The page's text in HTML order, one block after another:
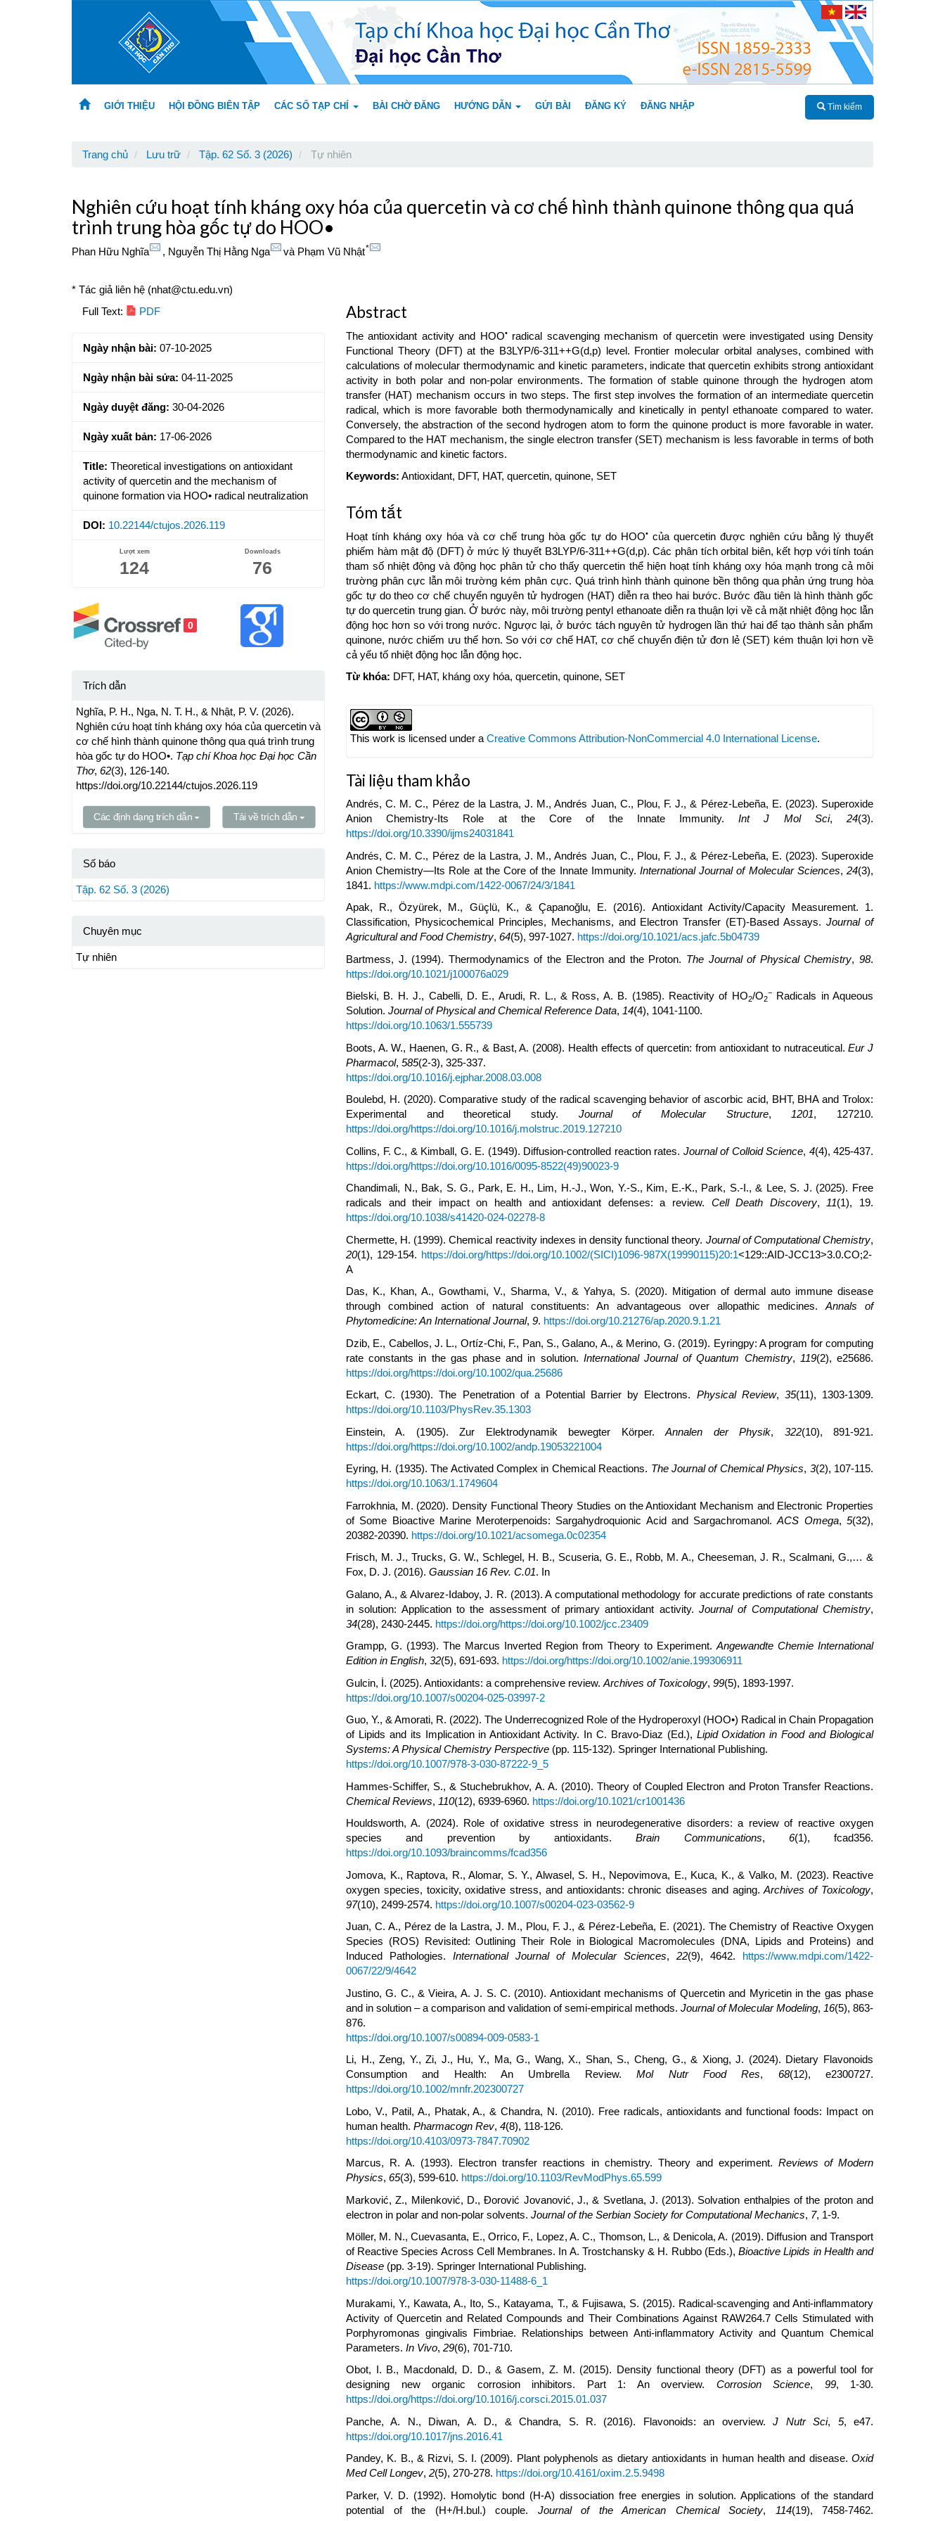
GIỚI THIỆU HỘI ĐỒNG BIÊN TẬP CÁC SỐ TẠP CHÍ BÀI CHỜ ĐĂNG HƯỚNG DẪN GỬI BÀI ĐĂNG KÝ ĐĂNG NHẬP Tìm kiếm
Trang chủ Lưu trữ Tập. 62 Số. 3 (2026) Tự nhiên
Nghiên cứu hoạt tính kháng oxy hóa của quercetin và cơ chế hình thành quinone thông qua quá
trình trung hòa gốc tự do HOO•
Phan Hữu Nghĩa , Nguyễn Thị Hằng Nga và Phạm Vũ Nhật*
* Tác giả liên hệ (nhat@ctu.edu.vn)
Article
Full Text: PDF
Ngày nhận bài: 07-10-2025
Ngày nhận bài sửa: 04-11-2025
Ngày duyệt đăng: 30-04-2026
Ngày xuất bản: 17-06-2026
Title: Theoretical investigations on antioxidant
activity of quercetin and the mechanism of
quinone formation via HOO• radical neutralization
DOI: 10.22144/ctujos.2026.119
Lượt xem
124
Downloads
76
0
Trích dẫn
Nghĩa, P. H., Nga, N. T. H., & Nhật, P. V. (2026).
Nghiên cứu hoạt tính kháng oxy hóa của quercetin và
cơ chế hình thành quinone thông qua quá trình trung
hòa gốc tự do HOO•. Tạp chí Khoa học Đại học Cần
Thơ, 62(3), 126-140.
https://doi.org/10.22144/ctujos.2026.119
Các định dạng trích dẫn Tải về trích dẫn
Số báo
Tập. 62 Số. 3 (2026)
Chuyên mục
Tự nhiên
Abstract
The antioxidant activity and HOO•radical scavenging mechanism of quercetin were investigated using Density
Functional Theory (DFT) at the B3LYP/6-311++G(d,p) level. Frontier molecular orbital analyses, combined with
calculations of molecular thermodynamic and kinetic parameters, indicate that quercetin exhibits strong antioxidant
activity in both polar and non-polar environments. The formation of stable quinone through the hydrogen atom
transfer (HAT) mechanism occurs in two steps. The first step involves the formation of an intermediate quercetin
radical, which is more favorable both thermodynamically and kinetically in pentyl ethanoate compared to water.
Conversely, the abstraction of the second hydrogen atom to form the quinone product is more favorable in water.
Compared to the HAT mechanism, the single electron transfer (SET) mechanism is less favorable in terms of both
thermodynamic and kinetic factors.
Keywords: Antioxidant, DFT, HAT, quercetin, quinone, SET
Tóm tắt
Hoạt tính kháng oxy hóa và cơ chế trung hòa gốc tự do HOO•của quercetin được nghiên cứu bằng lý thuyết
phiếm hàm mật độ (DFT) ở mức lý thuyết B3LYP/6-311++G(d,p). Các phân tích orbital biên, kết hợp với tính toán
tham số nhiệt động và động học phân tử cho thấy quercetin thể hiện hoạt tính kháng oxy hóa mạnh trong cả môi
trường phân cực lẫn môi trường kém phân cực. Quá trình hình thành quinone bền thông qua phản ứng trung hòa
gốc tự do theo cơ chế chuyển nguyên tử hydrogen (HAT) diễn ra theo hai bước. Bước đầu tiên là hình thành gốc
tự do quercetin trung gian. Ở bước này, môi trường pentyl ethanoate diễn ra thuận lợi về cả mặt nhiệt động học lẫn
động học hơn so với trong nước. Ngược lại, ở bước tách nguyên tử hydrogen lần thứ hai để tạo thành sản phẩm
quinone, nước chiếm ưu thế hơn. So với cơ chế HAT, cơ chế chuyển điện tử đơn lẻ (SET) kém thuận lợi hơn về
cả yếu tố nhiệt động học lẫn động học.
Từ khóa: DFT, HAT, kháng oxy hóa, quercetin, quinone, SET
Article
Details
This work is licensed under a Creative Commons Attribution-NonCommercial 4.0 International License.
Tài liệu tham khảo
Andrés, C. M. C., Pérez de la Lastra, J. M., Andrés Juan, C., Plou, F. J., & Pérez-Lebeña, E. (2023). Superoxide
Anion Chemistry-Its Role at the Core of the Innate Immunity.Int J Mol Sci, 24(3).
https://doi.org/10.3390/ijms24031841
Andrés, C. M. C., Pérez de la Lastra, J. M., Andrés Juan, C., Plou, F. J., & Pérez-Lebeña, E. (2023). Superoxide
Anion Chemistry—Its Role at the Core of the Innate Immunity. International Journal of Molecular Sciences, 24(3),
1841. https://www.mdpi.com/1422-0067/24/3/1841
Apak, R., Özyürek, M., Güçlü, K., & Çapanoğlu, E. (2016). Antioxidant Activity/Capacity Measurement. 1.
Classification, Physicochemical Principles, Mechanisms, and Electron Transfer (ET)-Based Assays.Journal of
Agricultural and Food Chemistry, 64(5), 997-1027. https://doi.org/10.1021/acs.jafc.5b04739
Bartmess, J. (1994). Thermodynamics of the Electron and the Proton. The Journal of Physical Chemistry, 98.
https://doi.org/10.1021/j100076a029
Bielski, B. H. J., Cabelli, D. E., Arudi, R. L., & Ross, A. B. (1985). Reactivity of HO2/O2
−Radicals in Aqueous
Solution. Journal of Physical and Chemical Reference Data, 14(4), 1041-1100.
https://doi.org/10.1063/1.555739
Boots, A. W., Haenen, G. R., & Bast, A. (2008). Health effects of quercetin: from antioxidant to nutraceutical.Eur J
Pharmacol, 585(2-3), 325-337.
https://doi.org/10.1016/j.ejphar.2008.03.008
Boulebd, H. (2020). Comparative study of the radical scavenging behavior of ascorbic acid, BHT, BHA and Trolox:
Experimental and theoretical study. Journal of Molecular Structure, 1201, 127210.
https://doi.org/https://doi.org/10.1016/j.molstruc.2019.127210
Collins, F. C., & Kimball, G. E. (1949). Diffusion-controlled reaction rates. Journal of Colloid Science, 4(4), 425-437.
https://doi.org/https://doi.org/10.1016/0095-8522(49)90023-9
Chandimali, N., Bak, S. G., Park, E. H., Lim, H.-J., Won, Y.-S., Kim, E.-K., Park, S.-I., & Lee, S. J. (2025). Free
radicals and their impact on health and antioxidant defenses: a review. Cell Death Discovery, 11(1), 19.
https://doi.org/10.1038/s41420-024-02278-8
Chermette, H. (1999). Chemical reactivity indexes in density functional theory. Journal of Computational Chemistry,
20(1), 129-154. https://doi.org/https://doi.org/10.1002/(SICI)1096-987X(19990115)20:1<129::AID-JCC13>3.0.CO;2-
A
Das, K., Khan, A., Gowthami, V., Sharma, V., & Yahya, S. (2020). Mitigation of dermal auto immune disease
through combined action of natural constituents: An advantageous over allopathic medicines. Annals of
Phytomedicine: An International Journal, 9. https://doi.org/10.21276/ap.2020.9.1.21
Dzib, E., Cabellos, J. L., Ortíz-Chi, F., Pan, S., Galano, A., & Merino, G. (2019). Eyringpy: A program for computing
rate constants in the gas phase and in solution. International Journal of Quantum Chemistry, 119(2), e25686.
https://doi.org/https://doi.org/10.1002/qua.25686
Eckart, C. (1930). The Penetration of a Potential Barrier by Electrons. Physical Review, 35(11), 1303-1309.
https://doi.org/10.1103/PhysRev.35.1303
Einstein, A. (1905). Zur Elektrodynamik bewegter Körper.Annalen der Physik, 322(10), 891-921.
https://doi.org/https://doi.org/10.1002/andp.19053221004
Eyring, H. (1935). The Activated Complex in Chemical Reactions. The Journal of Chemical Physics, 3(2), 107-115.
https://doi.org/10.1063/1.1749604
Farrokhnia, M. (2020). Density Functional Theory Studies on the Antioxidant Mechanism and Electronic Properties
of Some Bioactive Marine Meroterpenoids: Sargahydroquionic Acid and Sargachromanol.ACS Omega, 5(32),
20382-20390. https://doi.org/10.1021/acsomega.0c02354
Frisch, M. J., Trucks, G. W., Schlegel, H. B., Scuseria, G. E., Robb, M. A., Cheeseman, J. R., Scalmani, G.,… &
Fox, D. J. (2016). Gaussian 16 Rev. C.01. In
Galano, A., & Alvarez-Idaboy, J. R. (2013). A computational methodology for accurate predictions of rate constants
in solution: Application to the assessment of primary antioxidant activity.Journal of Computational Chemistry,
34(28), 2430-2445. https://doi.org/https://doi.org/10.1002/jcc.23409
Grampp, G. (1993). The Marcus Inverted Region from Theory to Experiment. Angewandte Chemie International
Edition in English, 32(5), 691-693. https://doi.org/https://doi.org/10.1002/anie.199306911
Gulcin, İ. (2025). Antioxidants: a comprehensive review. Archives of Toxicology, 99(5), 1893-1997.
https://doi.org/10.1007/s00204-025-03997-2
Guo, Y., & Amorati, R. (2022). The Underrecognized Role of the Hydroperoxyl (HOO•) Radical in Chain Propagation
of Lipids and its Implication in Antioxidant Activity. In C. Bravo-Diaz (Ed.), Lipid Oxidation in Food and Biological
Systems: A Physical Chemistry Perspective (pp. 115-132). Springer International Publishing.
https://doi.org/10.1007/978-3-030-87222-9_5
Hammes-Schiffer, S., & Stuchebrukhov, A. A. (2010). Theory of Coupled Electron and Proton Transfer Reactions.
Chemical Reviews, 110(12), 6939-6960. https://doi.org/10.1021/cr1001436
Houldsworth, A. (2024). Role of oxidative stress in neurodegenerative disorders: a review of reactive oxygen
species and prevention by antioxidants.Brain Communications, 6(1), fcad356.
https://doi.org/10.1093/braincomms/fcad356
Jomova, K., Raptova, R., Alomar, S. Y., Alwasel, S. H., Nepovimova, E., Kuca, K., & Valko, M. (2023). Reactive
oxygen species, toxicity, oxidative stress, and antioxidants: chronic diseases and aging.Archives of Toxicology,
97(10), 2499-2574. https://doi.org/10.1007/s00204-023-03562-9
Juan, C. A., Pérez de la Lastra, J. M., Plou, F. J., & Pérez-Lebeña, E. (2021). The Chemistry of Reactive Oxygen
Species (ROS) Revisited: Outlining Their Role in Biological Macromolecules (DNA, Lipids and Proteins) and
Induced Pathologies. International Journal of Molecular Sciences, 22(9), 4642. https://www.mdpi.com/1422-
0067/22/9/4642
Justino, G. C., & Vieira, A. J. S. C. (2010). Antioxidant mechanisms of Quercetin and Myricetin in the gas phase
and in solution – a comparison and validation of semi-empirical methods. Journal of Molecular Modeling, 16(5), 863-
876.
https://doi.org/10.1007/s00894-009-0583-1
Li, H., Zeng, Y., Zi, J., Hu, Y., Ma, G., Wang, X., Shan, S., Cheng, G., & Xiong, J. (2024). Dietary Flavonoids
Consumption and Health: An Umbrella Review.Mol Nutr Food Res, 68(12), e2300727.
https://doi.org/10.1002/mnfr.202300727
Lobo, V., Patil, A., Phatak, A., & Chandra, N. (2010). Free radicals, antioxidants and functional foods: Impact on
human health. Pharmacogn Rev, 4(8), 118-126.
https://doi.org/10.4103/0973-7847.70902
Marcus, R. A. (1993). Electron transfer reactions in chemistry. Theory and experiment. Reviews of Modern
Physics, 65(3), 599-610. https://doi.org/10.1103/RevModPhys.65.599
Marković, Z., Milenković, D., Đorović Jovanović, J., & Svetlana, J. (2013). Solvation enthalpies of the proton and
electron in polar and non-polar solvents. Journal of the Serbian Society for Computational Mechanics, 7, 1-9.
Möller, M. N., Cuevasanta, E., Orrico, F., Lopez, A. C., Thomson, L., & Denicola, A. (2019). Diffusion and Transport
of Reactive Species Across Cell Membranes. In A. Trostchansky & H. Rubbo (Eds.),Bioactive Lipids in Health and
Disease (pp. 3-19). Springer International Publishing.
https://doi.org/10.1007/978-3-030-11488-6_1
Murakami, Y., Kawata, A., Ito, S., Katayama, T., & Fujisawa, S. (2015). Radical-scavenging and Anti-inflammatory
Activity of Quercetin and Related Compounds and Their Combinations Against RAW264.7 Cells Stimulated with
Porphyromonas gingivalis Fimbriae. Relationships between Anti-inflammatory Activity and Quantum Chemical
Parameters. In Vivo, 29(6), 701-710.
Obot, I. B., Macdonald, D. D., & Gasem, Z. M. (2015). Density functional theory (DFT) as a powerful tool for
designing new organic corrosion inhibitors. Part 1: An overview. Corrosion Science, 99, 1-30.
https://doi.org/https://doi.org/10.1016/j.corsci.2015.01.037
Panche, A. N., Diwan, A. D., & Chandra, S. R. (2016). Flavonoids: an overview.J Nutr Sci, 5, e47.
https://doi.org/10.1017/jns.2016.41
Pandey, K. B., & Rizvi, S. I. (2009). Plant polyphenols as dietary antioxidants in human health and disease. Oxid
Med Cell Longev, 2(5), 270-278. https://doi.org/10.4161/oxim.2.5.9498
Parker, V. D. (1992). Homolytic bond (H-A) dissociation free energies in solution. Applications of the standard
potential of the (H+/H.bul.) couple. Journal of the American Chemical Society, 114(19), 7458-7462.